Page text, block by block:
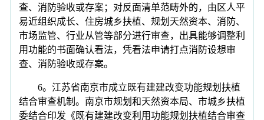
查、消防验收或存案；对反面清单范畴外的，由区人平
易近组织成长、住房城乡扶植、规划天然资本、消防、
市场监管、行业从管等部分进行审查，出具能够调整利
用功能的书面确认看法，凭看法申请打点消防设想审
查、消防验收或存案。
6。江苏省南京市成立既有建建改变功能规划扶植
结合审查机制。南京市规划和天然资本局、市城乡扶植
委结合印发《既有建建改变利用功能规划扶植结合审查